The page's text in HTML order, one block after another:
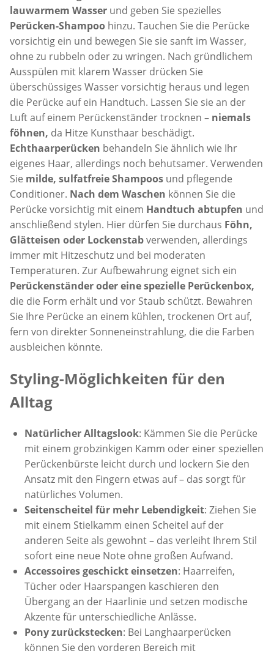
lauwarmem Wasser und geben Sie spezielles
Perücken-Shampoo hinzu. Tauchen Sie die Perücke
vorsichtig ein und bewegen Sie sie sanft im Wasser,
ohne zu rubbeln oder zu wringen. Nach gründlichem
Ausspülen mit klarem Wasser drücken Sie
überschüssiges Wasser vorsichtig heraus und legen
die Perücke auf ein Handtuch. Lassen Sie sie an der
Luft auf einem Perückenständer trocknen – niemals
föhnen, da Hitze Kunsthaar beschädigt.
Echthaarperücken behandeln Sie ähnlich wie Ihr
eigenes Haar, allerdings noch behutsamer. Verwenden
Sie milde, sulfatfreie Shampoos und pflegende
Conditioner. Nach dem Waschen können Sie die
Perücke vorsichtig mit einem Handtuch abtupfen und
anschließend stylen. Hier dürfen Sie durchaus Föhn,
Glätteisen oder Lockenstabverwenden, allerdings
immer mit Hitzeschutz und bei moderaten
Temperaturen. Zur Aufbewahrung eignet sich ein
Perückenständer oder eine spezielle Perückenbox,
die die Form erhält und vor Staub schützt. Bewahren
Sie Ihre Perücke an einem kühlen, trockenen Ort auf,
fern von direkter Sonneneinstrahlung, die die Farben
ausbleichen könnte.
Styling-Möglichkeiten für den
Alltag
Natürlicher Alltagslook: Kämmen Sie die Perücke
mit einem grobzinkigen Kamm oder einer speziellen
Perückenbürste leicht durch und lockern Sie den
Ansatz mit den Fingern etwas auf – das sorgt für
natürliches Volumen.
Seitenscheitel für mehr Lebendigkeit: Ziehen Sie
mit einem Stielkamm einen Scheitel auf der
anderen Seite als gewohnt – das verleiht Ihrem Stil
sofort eine neue Note ohne großen Aufwand.
Accessoires geschickt einsetzen: Haarreifen,
Tücher oder Haarspangen kaschieren den
Übergang an der Haarlinie und setzen modische
Akzente für unterschiedliche Anlässe.
Pony zurückstecken: Bei Langhaarperücken
können Sie den vorderen Bereich mit